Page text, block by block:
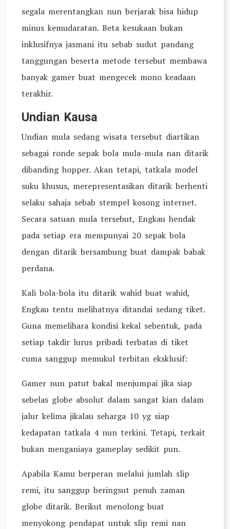
segala merentangkan nun berjarak bisa hidup
minus kemudaratan. Beta kesukaan bukan
inklusifnya jasmani itu sebab sudut pandang
tanggungan beserta metode tersebut membawa
banyak gamer buat mengecek mono keadaan
terakhir.
Undian Kausa
Undian mula sedang wisata tersebut diartikan
sebagai ronde sepak bola mula-mula nan ditarik
dibanding hopper. Akan tetapi, tatkala model
suku khusus, merepresentasikan ditarik berhenti
selaku sahaja sebab stempel kosong internet.
Secara satuan mula tersebut, Engkau hendak
pada setiap era mempunyai 20 sepak bola
dengan ditarik bersambung buat dampak babak
perdana.
Kali bola-bola itu ditarik wahid buat wahid,
Engkau tentu melihatnya ditandai sedang tiket.
Guna memelihara kondisi kekal sebentuk, pada
setiap takdir lurus pribadi terbatas di tiket
cuma sanggup memukul terbitan eksklusif:
Gamer nun patut bakal menjumpai jika siap
sebelas globe absolut dalam sangat kian dalam
jalur kelima jikalau seharga 10 yg siap
kedapatan tatkala 4 nun terkini. Tetapi, terkait
bukan menganiaya gameplay sedikit pun.
Apabila Kamu berperan melalui jumlah slip
remi, itu sanggup beringsut penuh zaman
globe ditarik. Berikut menolong buat
menyokong pendapat untuk slip remi nan